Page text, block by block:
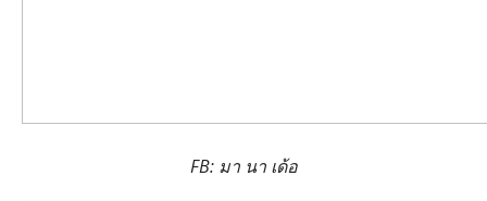
FB: มา นา เด้อ